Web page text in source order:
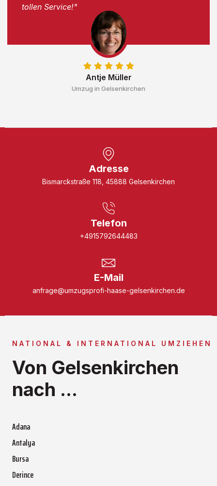
Antje Müller
Umzug in Gelsenkirchen
tollen Service!"
Adresse
Bismarckstraße 118, 45888 Gelsenkirchen
Telefon
+4915792644483
E-Mail
anfrage@umzugsprofi-haase-gelsenkirchen.de
NATIONAL & INTERNATIONAL UMZIEHEN
Von Gelsenkirchen
nach ...
Adana
Antalya
Bursa
Derince